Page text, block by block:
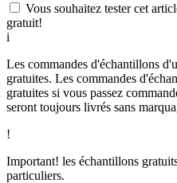
Vous souhaitez tester cet
gratuit!
i
Les commandes d'échantillons
gratuites. Les commandes
gratuites si vous passez
seront toujours livrés sans
!
Important! les échantillons
particuliers.